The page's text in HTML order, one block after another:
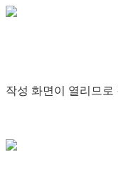
작성 화면이 열리므로